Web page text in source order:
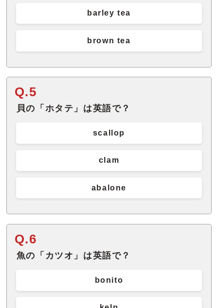
barley tea
brown tea
Q.5
貝の「ホタテ」は英語で？
scallop
clam
abalone
Q.6
魚の「カツオ」は英語で？
bonito